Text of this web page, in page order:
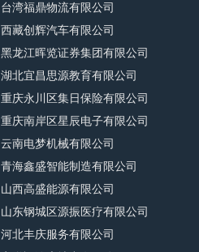
台湾福鼎物流有限公司
西藏创辉汽车有限公司
黑龙江晖览证券集团有限公司
湖北宜昌思源教育有限公司
重庆永川区集日保险有限公司
重庆南岸区星辰电子有限公司
云南电梦机械有限公司
青海鑫盛智能制造有限公司
山西高盛能源有限公司
山东钢城区源振医疗有限公司
河北丰庆服务有限公司